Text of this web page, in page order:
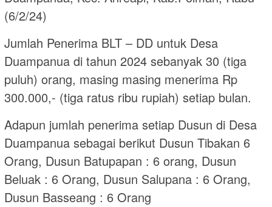
(6/2/24)
Jumlah Penerima BLT – DD untuk Desa
Duampanua di tahun 2024 sebanyak 30 (tiga
puluh) orang, masing masing menerima Rp
300.000,- (tiga ratus ribu rupiah) setiap bulan.
Adapun jumlah penerima setiap Dusun di Desa
Duampanua sebagai berikut Dusun Tibakan 6
Orang, Dusun Batupapan : 6 orang, Dusun
Beluak : 6 Orang, Dusun Salupana : 6 Orang,
Dusun Basseang : 6 Orang